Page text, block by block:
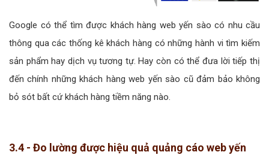
Google có thể tìm được khách hàng web yến sào có nhu cầu
thông qua các thống kê khách hàng có những hành vi tìm kiếm
sản phẩm hay dịch vụ tương tự. Hay còn có thể đưa lời tiếp thị
đến chính những khách hàng web yến sào cũ đảm bảo không
bỏ sót bất cứ khách hàng tiềm năng nào.
3.4 - Đo lường được hiệu quả quảng cáo web yến